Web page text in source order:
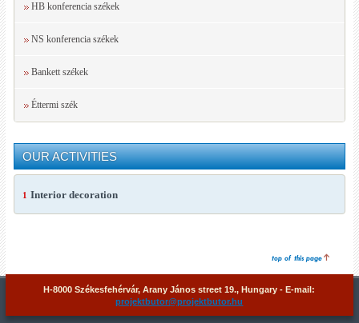
HB konferencia székek
NS konferencia székek
Bankett székek
Éttermi szék
OUR ACTIVITIES
1 Interior decoration
H-8000 Székesfehérvár, Arany János street 19., Hungary - E-mail:
projektbutor@projektbutor.hu